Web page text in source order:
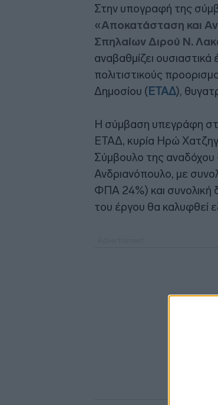
Στην υπογραφή της
«Αποκατάσταση και
Σπηλαίων Διρού Ν.
αναβαθμίζει
πολιτιστικούς
Δημοσίου (ΕΤΑΔ),
Η σύμβαση υπεγράφη
ΕΤΑΔ, κυρία Ηρώ
Σύμβουλο της αναδόχου
Ανδριανόπουλο, με
ΦΠΑ 24%) και συνολική
του έργου θα καλυφθεί